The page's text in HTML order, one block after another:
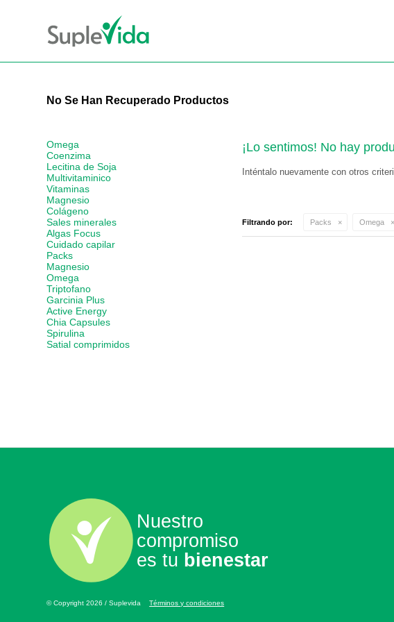
No Se Han Recuperado Productos
¡Lo sentimos! No hay
Inténtalo nuevamente con otros
Filtrando por: Packs Omega
Omega
Coenzima
Lecitina de Soja
Multivitaminico
Vitaminas
Magnesio
Colágeno
Sales minerales
Algas Focus
Cuidado capilar
Packs
Magnesio
Omega
Triptofano
Garcinia Plus
Active Energy
Chia Capsules
Spirulina
Satial comprimidos
Nuestro
compromiso
es tu bienestar
© Copyright 2026 / SuplevidaTérminos y condiciones